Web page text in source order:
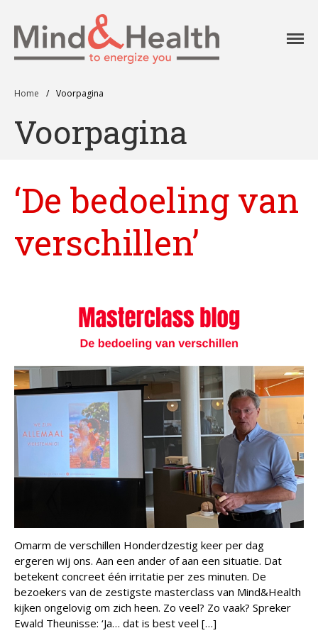
Aanbod
Agenda
Blog
Contact
Vacatures
Agenda
In het nieuws
Testimonials
Slaaptest
Boekenadvies
Slapen
Voeding
Bewegen
Humor
Passie
Ontspanning
Sociale contacten
Thuis
Professionals in
Home
/ Voorpagina
Voorpagina
‘De bedoeling van
verschillen’
Omarm de verschillen Honderdzestig keer per dag
ergeren wij ons. Aan een ander of aan een situatie. Dat
betekent concreet één irritatie per zes minuten. De
bezoekers van de zestigste masterclass van Mind&Health
kijken ongelovig om zich heen. Zo veel? Zo vaak? Spreker
Ewald Theunisse: ‘Ja… dat is best veel […]